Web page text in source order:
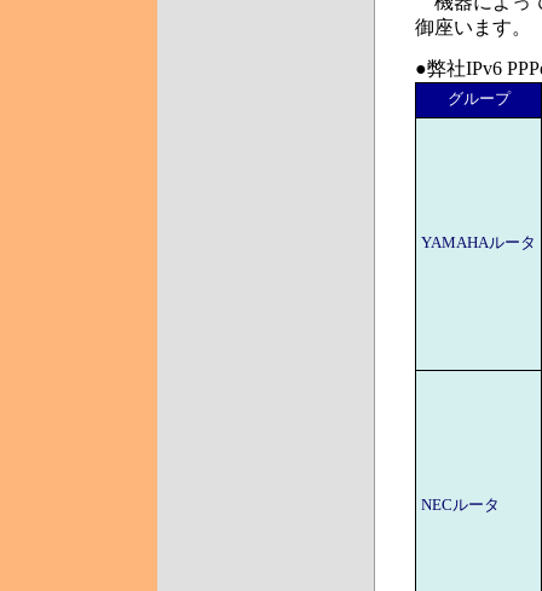
御座います。
●弊社IPv6
グループ
YAMAHAルータ
NECルータ